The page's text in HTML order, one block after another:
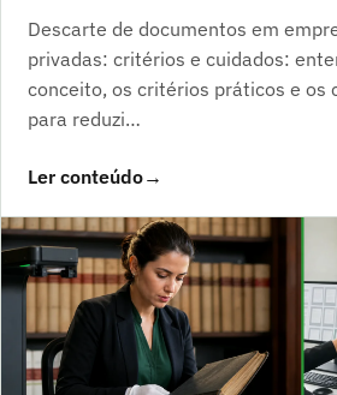
Descarte de documentos em
privadas: critérios e cuidados:
conceito, os critérios práticos e os
para reduzi…
Ler conteúdo→